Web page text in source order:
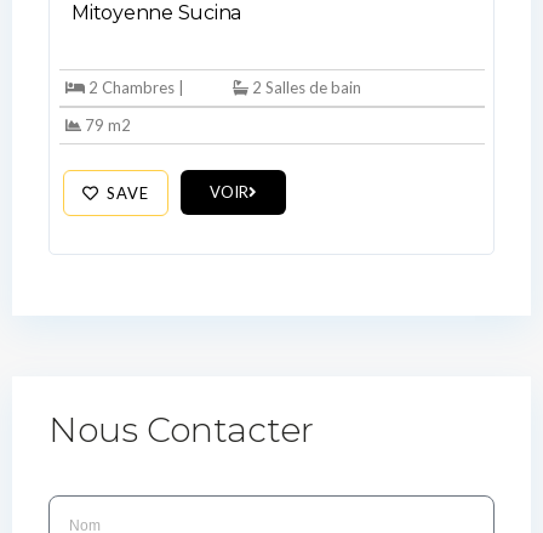
Mitoyenne Sucina
2 Chambres |
2 Salles de bain
79 m2
SAVE VOIR
Nous Contacter